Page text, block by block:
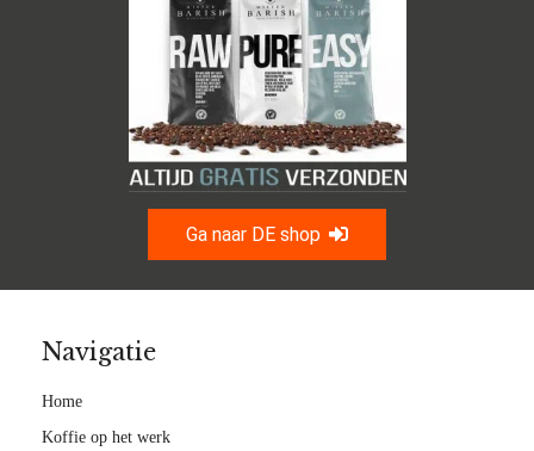
Ga naar DE shop
Navigatie
Home
Koffie op het werk